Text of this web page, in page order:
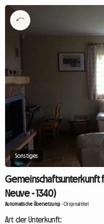
Sonstiges
Gemeinschaftsunterkunft
Neuve - 1340)
Automatische Übersetzung -Originaltitel
Art der Unterkunft: